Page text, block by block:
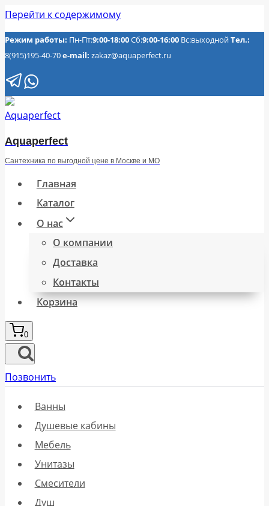
Перейти к содержимому
Режим работы: Пн-Пт:9:00-18:00Сб:9:00-16:00 Вс:выходнойТел.:
8(915)195-40-70e-mail: zakaz@aquaperfect.ru
Aquaperfect
Сантехника по выгодной цене в Москве и МО
Главная
Каталог
О нас
О компании
Доставка
Контакты
Корзина
0
Позвонить
Ванны
Душевые кабины
Мебель
Унитазы
Смесители
Душ